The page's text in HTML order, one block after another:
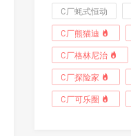
C厂蚝式恒动
C厂熊猫迪
C厂格林尼治
C厂探险家
C厂可乐圈